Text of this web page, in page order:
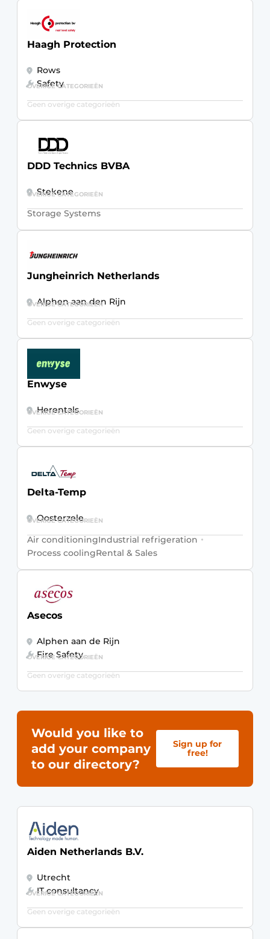
Haagh Protection
Rows
Safety
OVERIGE CATEGORIEËN
Geen overige categorieën
DDD Technics BVBA
Stekene
OVERIGE CATEGORIEËN
Storage Systems
Jungheinrich Netherlands
Alphen aan den Rijn
OVERIGE CATEGORIEËN
Geen overige categorieën
Enwyse
Herentals
OVERIGE CATEGORIEËN
Geen overige categorieën
Delta-Temp
Oosterzele
OVERIGE CATEGORIEËN
Air conditioningIndustrial refrigeration
Process coolingRental & Sales
Asecos
Alphen aan de Rijn
Fire Safety
OVERIGE CATEGORIEËN
Geen overige categorieën
Would you like to
add your company
to our directory?
Sign up for
free!
Aiden Netherlands B.V.
Utrecht
IT consultancy
OVERIGE CATEGORIEËN
Geen overige categorieën